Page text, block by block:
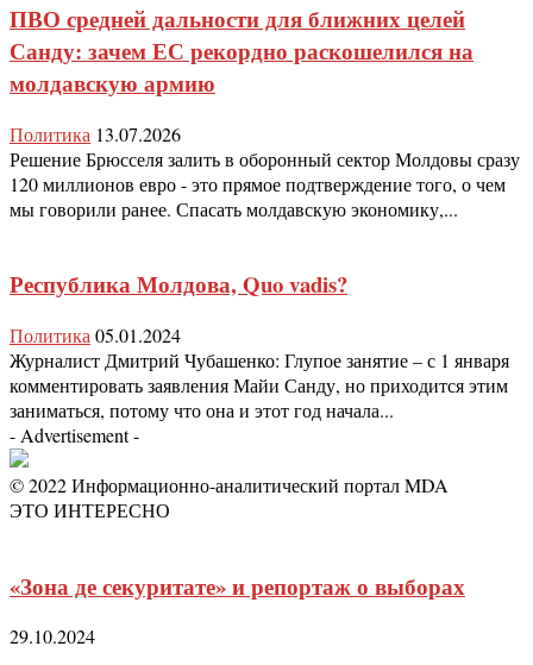
ПВО средней дальности для ближних целей
Санду: зачем ЕС рекордно раскошелился на
молдавскую армию
Политика 13.07.2026
Решение Брюсселя залить в оборонный сектор Молдовы сразу
120 миллионов евро - это прямое подтверждение того, о чем
мы говорили ранее. Спасать молдавскую экономику,...
Республика Молдова, Quo vadis?
Политика 05.01.2024
Журналист Дмитрий Чубашенко: Глупое занятие – с 1 января
комментировать заявления Майи Санду, но приходится этим
заниматься, потому что она и этот год начала...
- Advertisement -
© 2022 Информационно-аналитический портал MDA
ЭТО ИНТЕРЕСНО
«Зона де секуритате» и репортаж о выборах
29.10.2024